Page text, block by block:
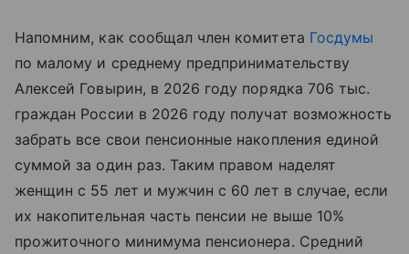
Напомним, как сообщал член комитета Госдумы
по малому и среднему предпринимательству
Алексей Говырин, в 2026 году порядка 706 тыс.
граждан России в 2026 году получат возможность
забрать все свои пенсионные накопления единой
суммой за один раз. Таким правом наделят
женщин с 55 лет и мужчин с 60 лет в случае, если
их накопительная часть пенсии не выше 10%
прожиточного минимума пенсионера. Средний